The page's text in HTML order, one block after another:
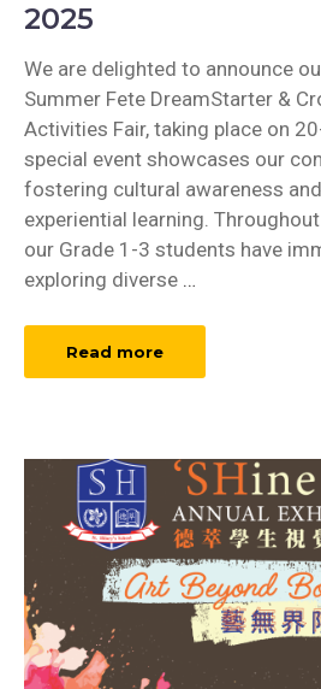
2025
We are delighted to announce
Summer Fete DreamStarter &
Activities Fair, taking place on
special event showcases our
fostering cultural awareness
experiential learning.
our Grade 1-3 students have
exploring diverse …
Read more